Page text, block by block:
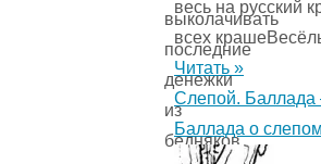
выколачивать
последние
денежки
из
бедняков,
весь на русский
всех
Читать »
Слепой. Баллада
Баллада о